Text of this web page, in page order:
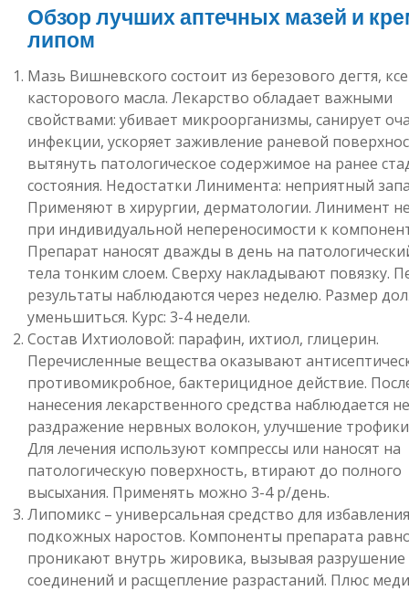
Обзор лучших аптечных мазей и
липом
Мазь Вишневского состоит из березового дегтя,
касторового масла. Лекарство обладает важными
свойствами: убивает микроорганизмы, санирует
инфекции, ускоряет заживление раневой
вытянуть патологическое содержимое на ранее
состояния. Недостатки Линимента: неприятный
Применяют в хирургии, дерматологии. Линимент
при индивидуальной непереносимости к
Препарат наносят дважды в день на
тела тонким слоем. Сверху накладывают повязку.
результаты наблюдаются через неделю. Размер
уменьшиться. Курс: 3-4 недели.
Состав Ихтиоловой: парафин, ихтиол, глицерин.
Перечисленные вещества оказывают
противомикробное, бактерицидное действие.
нанесения лекарственного средства наблюдается
раздражение нервных волокон, улучшение
Для лечения используют компрессы или наносят на
патологическую поверхность, втирают до полного
высыхания. Применять можно 3-4 р/день.
Липомикс – универсальная средство для
подкожных наростов. Компоненты препарата
проникают внутрь жировика, вызывая разрушение
соединений и расщепление разрастаний. Плюс